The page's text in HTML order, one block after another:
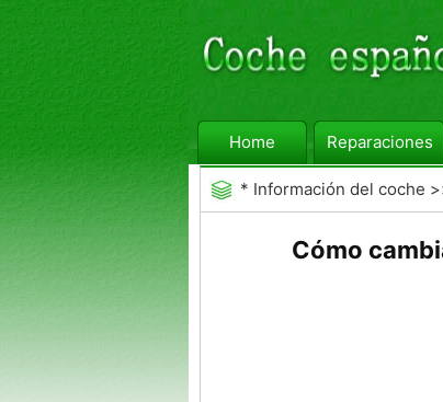
Home Reparaciones
* Información del coche
Cómo